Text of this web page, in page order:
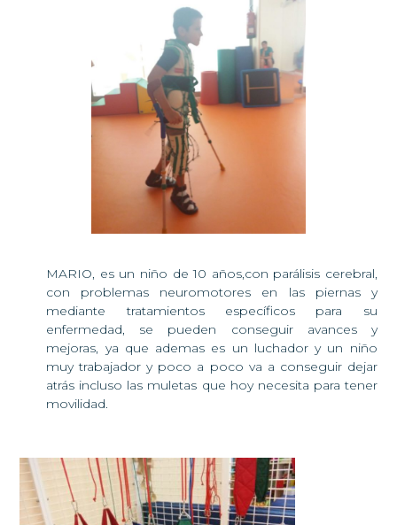
MARIO, es un niño de 10 años,con parálisis cerebral,
con problemas neuromotores en las piernas y
mediante tratamientos específicos para su
enfermedad, se pueden conseguir avances y
mejoras, ya que ademas es un luchador y un niño
muy trabajador y poco a poco va a conseguir dejar
atrás incluso las muletas que hoy necesita para tener
movilidad.